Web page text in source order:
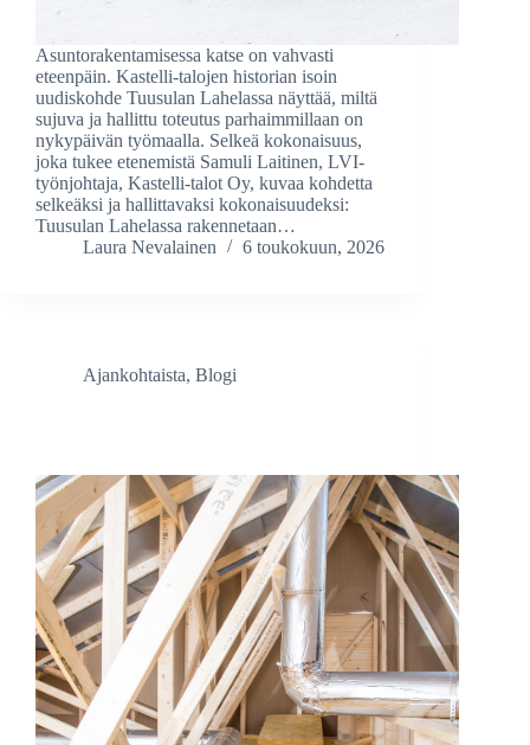
Asuntorakentamisessa katse on vahvasti
eteenpäin. Kastelli-talojen historian isoin
uudiskohde Tuusulan Lahelassa näyttää, miltä
sujuva ja hallittu toteutus parhaimmillaan on
nykypäivän työmaalla. Selkeä kokonaisuus,
joka tukee etenemistä Samuli Laitinen, LVI-
työnjohtaja, Kastelli-talot Oy, kuvaa kohdetta
selkeäksi ja hallittavaksi kokonaisuudeksi:
Tuusulan Lahelassa rakennetaan…
Laura Nevalainen
6 toukokuun, 2026
Ajankohtaista, Blogi